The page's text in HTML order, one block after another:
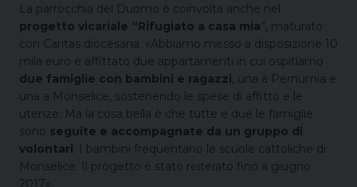
La parrocchia del Duomo è coinvolta anche nel
progetto vicariale “Rifugiato a casa mia ”, maturato
con Caritas diocesana. «Abbiamo messo a disposizione 10
mila euro e affittato due appartamenti in cui ospitiamo
due famiglie con bambini e ragazzi, una a Pernumia e
una a Monselice, sostenendo le spese di affitto e le
utenze. Ma la cosa bella è che tutte e due le famiglie
sono seguite e accompagnate da un gruppo di
volontari
. I bambini frequentano le scuole cattoliche di
Monselice. Il progetto è stato reiterato fino a giugno
2017».